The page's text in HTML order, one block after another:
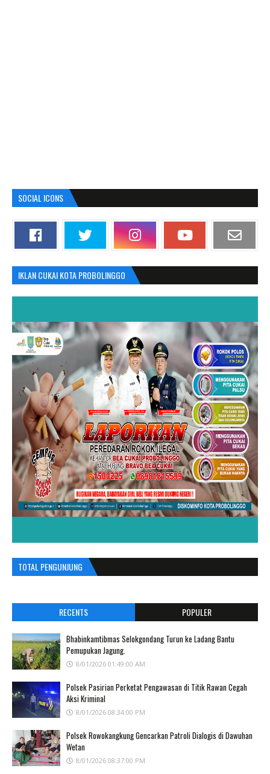
SOCIAL ICONS
IKLAN CUKAI KOTA PROBOLINGGO
TOTAL PENGUNJUNG
RECENTS POPULER
Bhabinkamtibmas Selokgondang Turun ke Ladang Bantu
Pemupukan Jagung.
8/01/2026 01:49:00 AM
Polsek Pasirian Perketat Pengawasan di Titik Rawan Cegah
Aksi Kriminal
8/01/2026 08:34:00 PM
Polsek Rowokangkung Gencarkan Patroli Dialogis di Dawuhan
Wetan
8/01/2026 08:37:00 PM